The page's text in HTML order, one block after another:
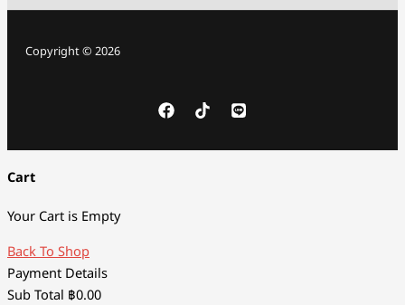
Copyright © 2026
Cart
Your Cart is Empty
Back To Shop
Payment Details
Sub Total ฿0.00